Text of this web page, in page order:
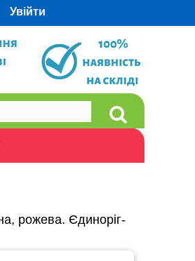
Увійти
рожева. Єдиноріг-